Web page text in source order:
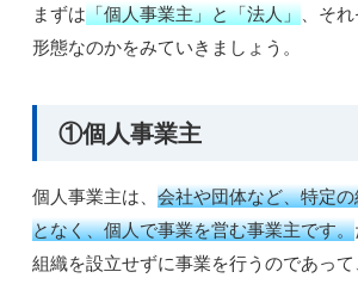
まずは「個人事業主」と「法人」、そ
形態なのかをみていきましょう。
①個人事業主
個人事業主は、会社や団体など、特定
となく、個人で事業を営む事業主です。
組織を設立せずに事業を行うのであっ